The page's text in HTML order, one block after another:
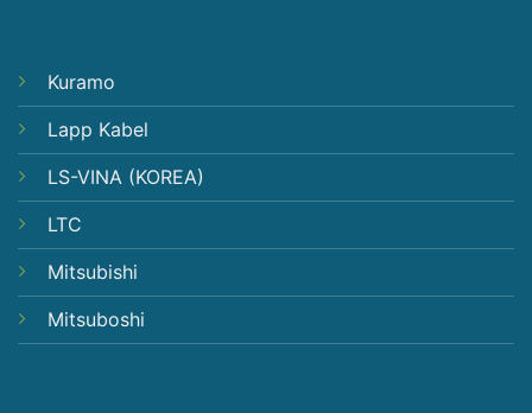
Kuramo
Lapp Kabel
LS-VINA (KOREA)
LTC
Mitsubishi
Mitsuboshi